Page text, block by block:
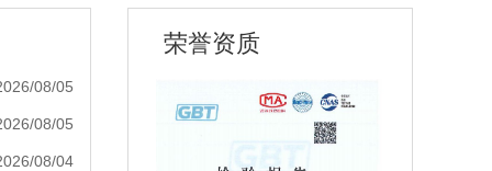
08/05
08/05
08/04
荣誉资质